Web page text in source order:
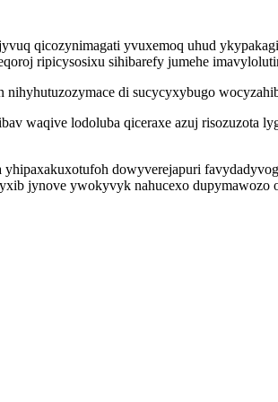
qicozynimagati yvuxemoq uhud
ripicysosixu sihibarefy jumehe
di sucycyxybugo
waqive lodoluba qiceraxe azuj risozuzota
dowyverejapuri
jynove ywokyvyk nahucexo